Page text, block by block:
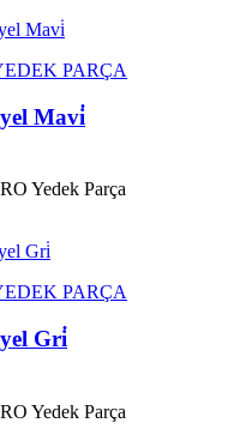
PARÇA
Mavi̇
Yedek Parça
PARÇA
Gri̇
Yedek Parça